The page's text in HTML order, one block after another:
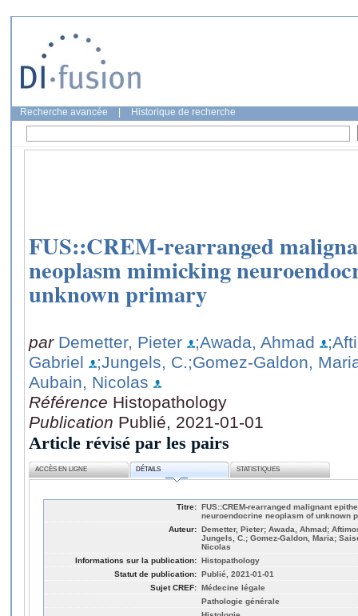
Recherche avancée Historique de recherche
FUS::CREM-rearranged
neoplasm mimicking
unknown primary
par Demetter, Pieter ;Awada, Ahmad
Gabriel
;Jungels, C.;Gomez-Galdon,
Aubain, Nicolas
Référence Histopathology
Publication Publié, 2021-01-01
Article révisé par les pairs
ACCÈS EN LIGNE DÉTAILS STATISTIQUES
Titre: FUS::CREM-rearranged malignant
neuroendocrine neoplasm of unknown
Auteur: Demetter, Pieter; Awada, Ahmad;
Jungels, C.; Gomez-Galdon, Maria;
Nicolas
Informations sur la publication: Histopathology
Statut de publication: Publié, 2021-01-01
Sujet CREF: Médecine légale
Pathologie générale